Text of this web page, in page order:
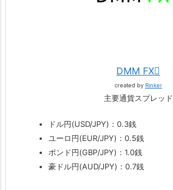
DMM FX
created by Rinker
主要通貨スプレッド
ドル円(USD/JPY)：0.3銭
ユーロ円(EUR/JPY)：0.5銭
ポンド円(GBP/JPY)：1.0銭
豪ドル円(AUD/JPY)：0.7銭